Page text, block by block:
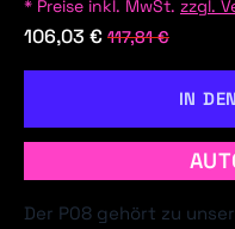
* Preise inkl. MwSt. zzgl.
106,03 € 117,81 €
IN
Der P08 gehört zu